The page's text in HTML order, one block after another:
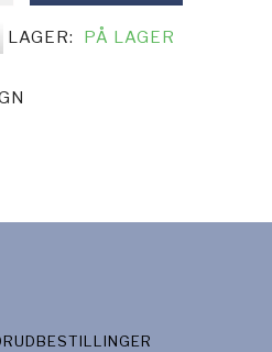
LAGER: PÅ LAGER